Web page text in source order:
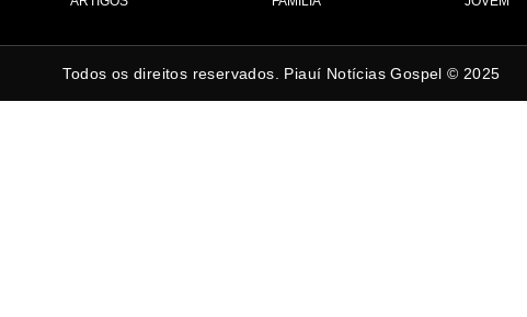
Todos os direitos reservados. Piauí Notícias Gospel © 2025